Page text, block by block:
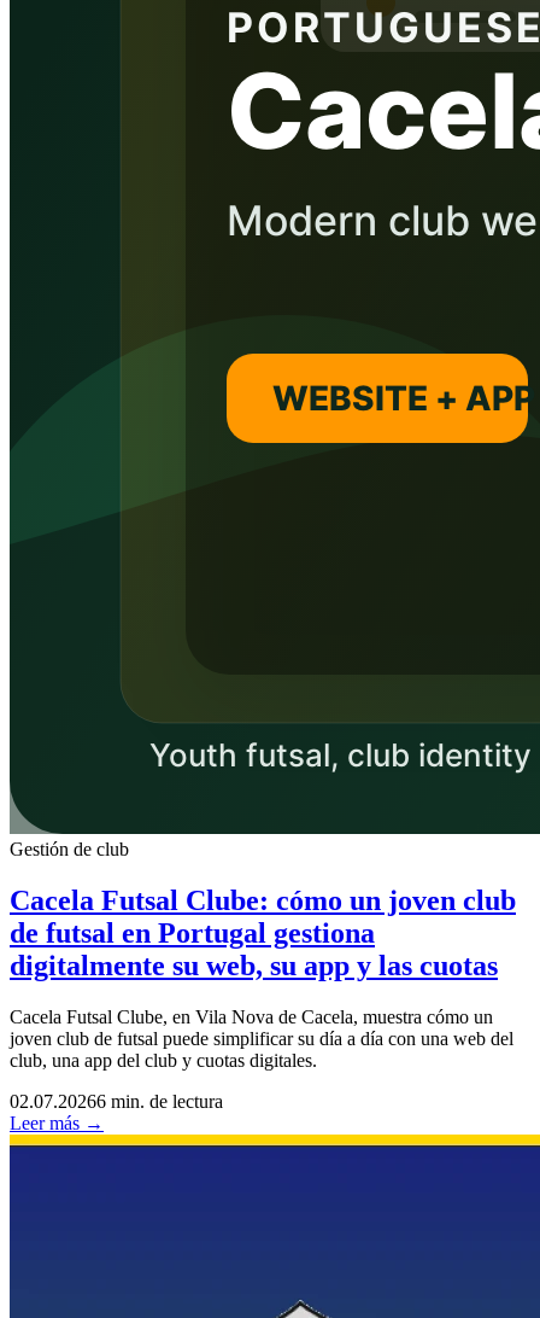
Gestión de club
Cacela Futsal Clube: cómo un joven club
de futsal en Portugal gestiona
digitalmente su web, su app y las cuotas
Cacela Futsal Clube, en Vila Nova de Cacela, muestra cómo un
joven club de futsal puede simplificar su día a día con una web del
club, una app del club y cuotas digitales.
02.07.20266 min. de lectura
Leer más →